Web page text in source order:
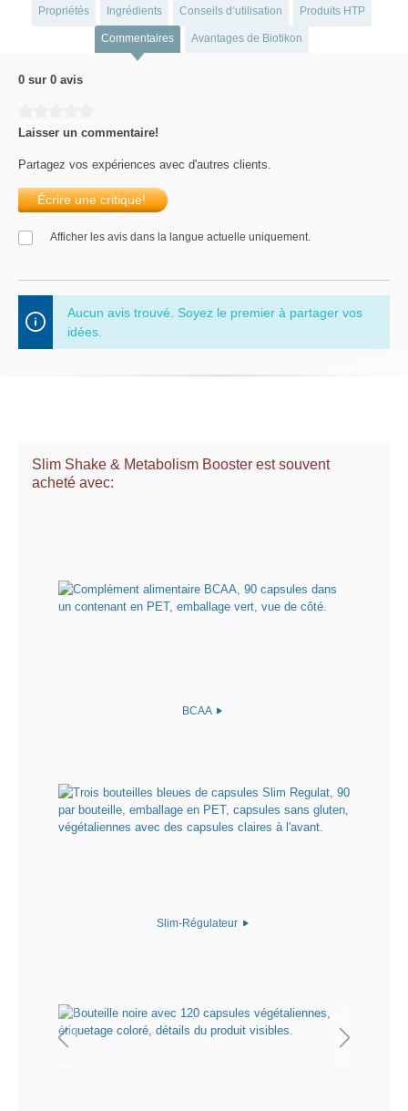
Propriétés Ingrédients Conseils d‘utilisation Produits HTP
Commentaires Avantages de Biotikon
0 sur 0 avis
Laisser un commentaire!
Partagez vos expériences avec d'autres clients.
Écrire une critique!
Afficher les avis dans la langue actuelle uniquement.
Aucun avis trouvé. Soyez le premier à partager vos
idées.
Slim Shake & Metabolism Booster est souvent
acheté avec:
BCAA
Slim-Régulateur